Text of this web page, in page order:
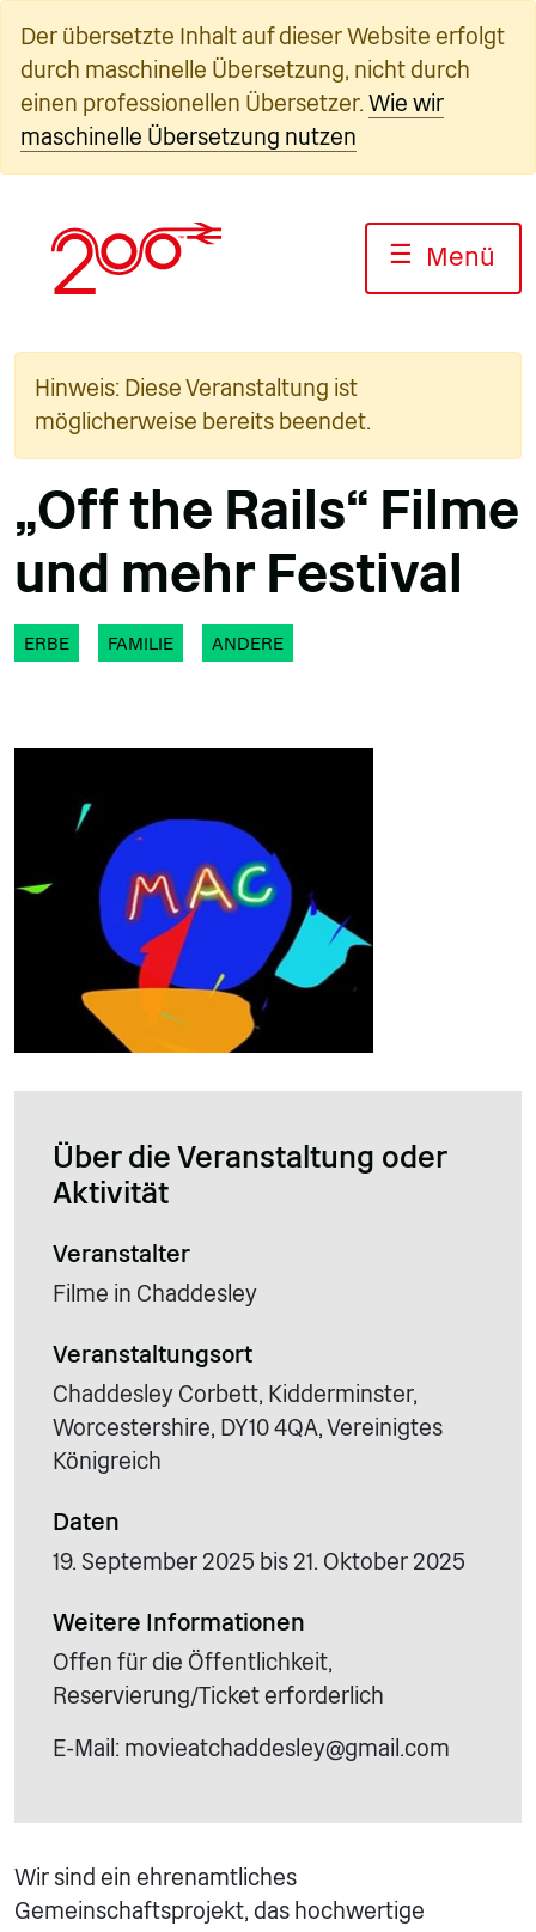
Inhalt
springen
Der übersetzte Inhalt auf dieser Website erfolgt
durch maschinelle Übersetzung, nicht durch
einen professionellen Übersetzer. Wie wir
maschinelle Übersetzung nutzen
☰ Menü
Hinweis: Diese Veranstaltung ist
möglicherweise bereits beendet.
„Off the Rails“ Filme
und mehr Festival
ERBE FAMILIE ANDERE
Über die Veranstaltung oder
Aktivität
Veranstalter
Filme in Chaddesley
Veranstaltungsort
Chaddesley Corbett, Kidderminster,
Worcestershire, DY10 4QA, Vereinigtes
Königreich
Daten
19. September 2025 bis 21. Oktober 2025
Weitere Informationen
Offen für die Öffentlichkeit,
Reservierung/Ticket erforderlich
E-Mail: movieatchaddesley@gmail.com
Wir sind ein ehrenamtliches
Gemeinschaftsprojekt, das hochwertige